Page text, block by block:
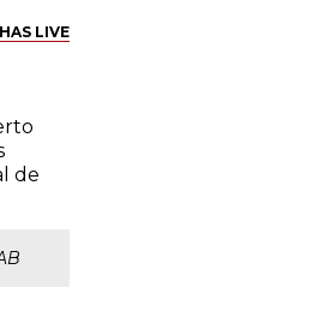
LIVE
de